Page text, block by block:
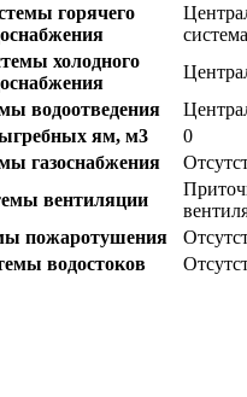
горячего
холодного
водоотведения
ям, м3
0
газоснабжения
вентиляции
пожаротушения
водостоков